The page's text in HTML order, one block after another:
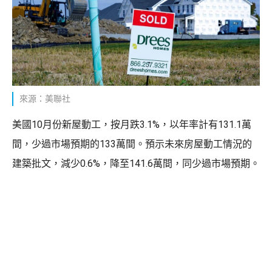
來源：美聯社
美國10月份新屋動工，按月跌3.1%，以年率計有131.1萬
間，少過市場預期的133萬間。預示未來房屋動工情況的
建築批文，減少0.6%，降至141.6萬間，同少過市場預期。